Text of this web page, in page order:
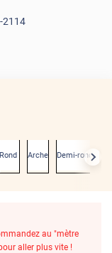
2114
Rond Arche Demi-rond
au "mètre
aller plus vite !